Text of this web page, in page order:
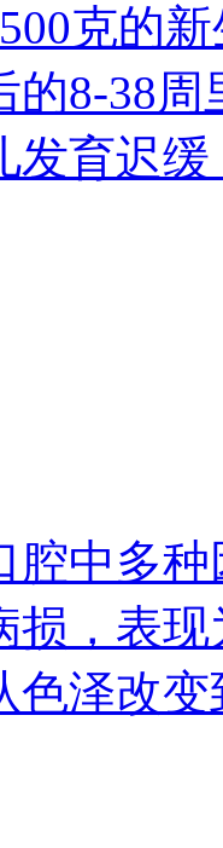
克的
的8-38
发育迟
腔中多
损，表
色泽改